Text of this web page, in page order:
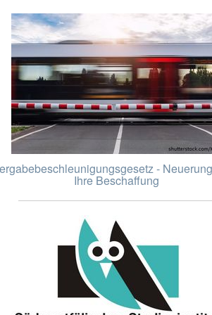
-
Ihre Beschaffung